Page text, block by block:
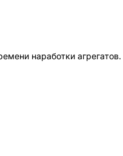
наработки агрегатов.